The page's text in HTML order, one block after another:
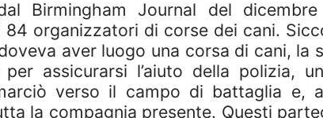
Birmingham Journal del dicembre
84 organizzatori di corse dei cani.
aver luogo una corsa di cani, la
assicurarsi l’aiuto della polizia,
verso il campo di battaglia e,
la compagnia presente. Questi